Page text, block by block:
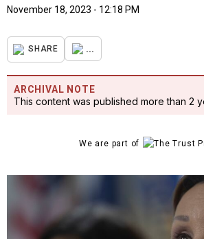
November 18, 2023 - 12:18 PM
SHARE ...
ARCHIVAL NOTE
This content was published more than 2
We are part of